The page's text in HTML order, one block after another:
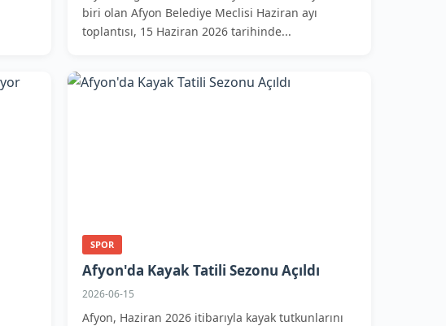
biri olan Afyon Belediye Meclisi Haziran ayı
toplantısı, 15 Haziran 2026 tarihinde...
SPOR
Afyon'da Kayak Tatili Sezonu Açıldı
2026-06-15
Afyon, Haziran 2026 itibarıyla kayak tutkunlarını